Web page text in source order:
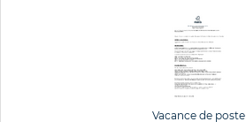
Vacance de poste